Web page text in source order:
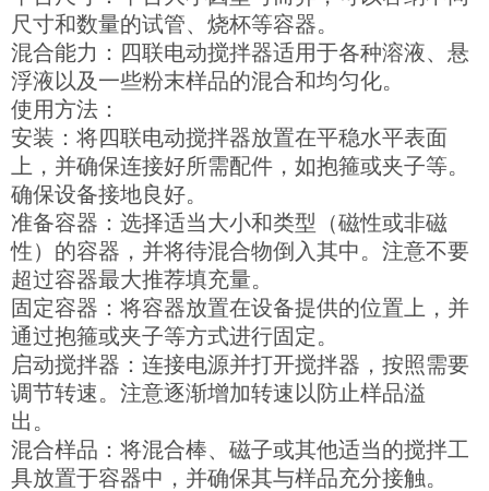
尺寸和数量的试管、烧杯等容器。
混合能力：四联电动搅拌器适用于各种溶液、悬
浮液以及一些粉末样品的混合和均匀化。
使用方法：
安装：将四联电动搅拌器放置在平稳水平表面
上，并确保连接好所需配件，如抱箍或夹子等。
确保设备接地良好。
准备容器：选择适当大小和类型（磁性或非磁
性）的容器，并将待混合物倒入其中。注意不要
超过容器最大推荐填充量。
固定容器：将容器放置在设备提供的位置上，并
通过抱箍或夹子等方式进行固定。
启动搅拌器：连接电源并打开搅拌器，按照需要
调节转速。注意逐渐增加转速以防止样品溢
出。
混合样品：将混合棒、磁子或其他适当的搅拌工
具放置于容器中，并确保其与样品充分接触。